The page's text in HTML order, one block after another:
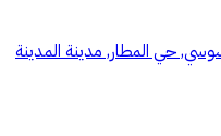
حي المطار, مدينة المدينة